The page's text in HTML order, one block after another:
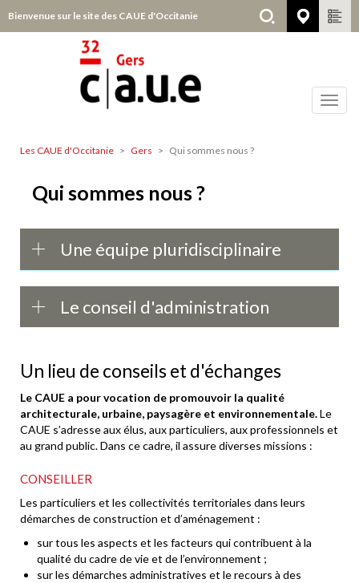
au
Bienvenue sur le site des CAUE d'Occitanie Gers
Gers
Les CAUE d'Occitanie Gers Qui sommes nous ?
Qui sommes nous ?
Une équipe pluridisciplinaire
Le conseil d'administration
Un lieu de conseils et d'échanges
Le CAUE a pour vocation de promouvoir la qualité
architecturale, urbaine, paysagère et environnementale.Le
CAUE s’adresse aux élus, aux particuliers, aux professionnels et
au grand public. Dans ce cadre, il assure diverses missions :
CONSEILLER
Les particuliers et les collectivités territoriales dans leurs
démarches de construction et d’aménagement :
sur tous les aspects et les facteurs qui contribuent à la
qualité du cadre de vie et de l’environnement ;
sur les démarches administratives et le recours à des